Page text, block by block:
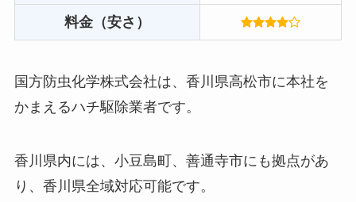
料金（安さ）
国方防虫化学株式会社は、香川県高松市に本社を
かまえるハチ駆除業者です。
香川県内には、小豆島町、善通寺市にも拠点があ
り、香川県全域対応可能です。